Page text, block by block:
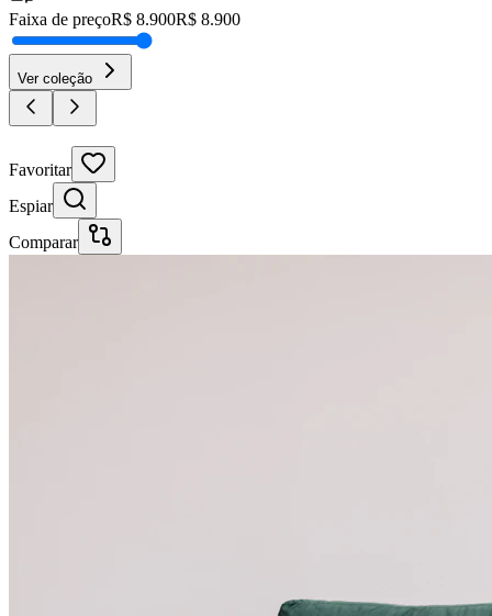
Faixa de preçoR$ 8.900R$ 8.900
Ver coleção
Favoritar
Espiar
Comparar